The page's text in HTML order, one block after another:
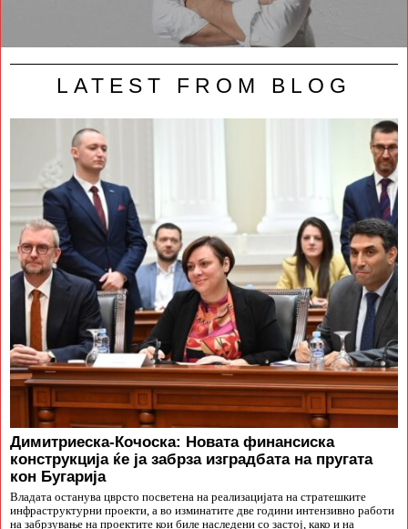
LATEST FROM BLOG
Димитриеска-Кочоска: Новата финансиска
конструкција ќе ја забрза изградбата на пругата
кон Бугарија
Владата останува цврсто посветена на реализацијата на стратешките
инфраструктурни проекти, а во изминатите две години интензивно работи
на забрзување на проектите кои биле наследени со застој, како и на